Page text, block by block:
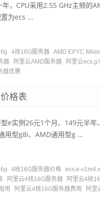
，CPU采用2.55 GHz主频的
为ecs ...
4核16G服务器 AMD EPYC Milan
器 阿里云AMD服务器
阿里云
器优惠
格表
e实例26元1个月、149元半年
用型g8i、AMD通用型g ...
4核16G服务器价格 ecs.e-
阿里云4核16G服务器
阿里云4核
用 阿里云4核16G服务器费用 阿里